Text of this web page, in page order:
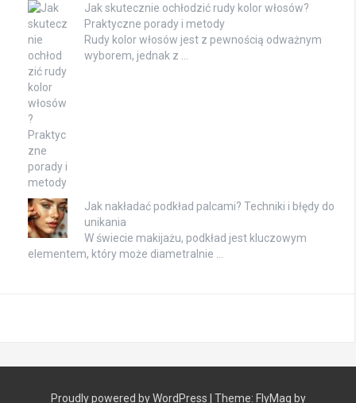
Jak skutecznie ochłodzić rudy kolor włosów?
Praktyczne porady i metody
Rudy kolor włosów jest z pewnością odważnym
wyborem, jednak z …
Jak nakładać podkład palcami? Techniki i błędy do
unikania
W świecie makijażu, podkład jest kluczowym
elementem, który może diametralnie …
Proudly powered by WordPress | Theme: FlyMag by